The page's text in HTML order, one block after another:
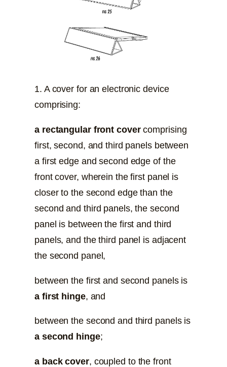
1. A cover for an electronic device
comprising:
a rectangular front covercomprising
first, second, and third panels between
a first edge and second edge of the
front cover, wherein the first panel is
closer to the second edge than the
second and third panels, the second
panel is between the first and third
panels, and the third panel is adjacent
the second panel,
between the first and second panels is
a first hinge, and
between the second and third panels is
a second hinge;
a back cover, coupled to the front